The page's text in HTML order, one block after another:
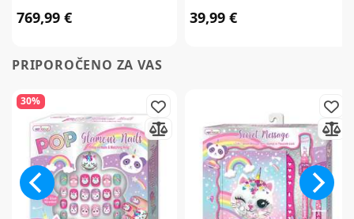
769,99 € 39,99 €
PRIPOROČENO ZA VAS
30%